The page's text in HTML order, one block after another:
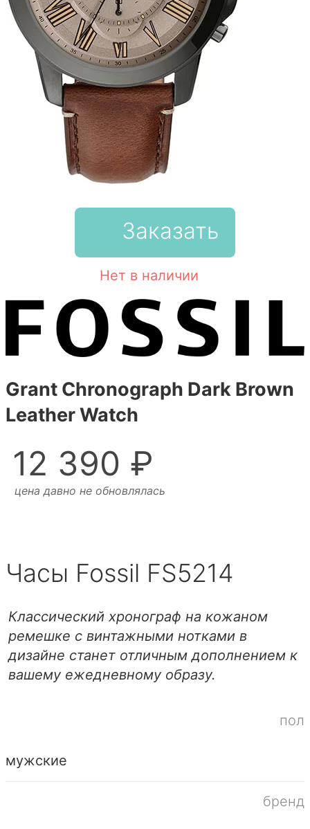
Заказать
Нет в наличии
Grant Chronograph Dark Brown
Leather Watch
12 390 ₽
цена давно не обновлялась
Часы Fossil FS5214
Классический хронограф на кожаном
ремешке с винтажными нотками в
дизайне станет отличным дополнением к
вашему ежедневному образу.
пол
мужские
бренд